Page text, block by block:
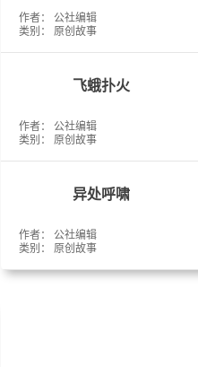
作者： 公社编辑
类别：
原创故事
飞蛾扑火
作者： 公社编辑
类别：
原创故事
异处呼啸
作者： 公社编辑
类别：
原创故事